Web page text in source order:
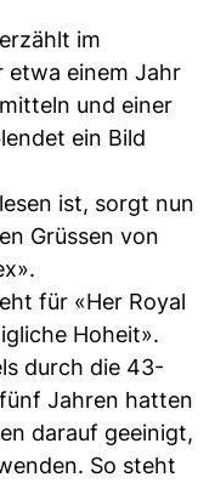
im
etwa einem Jahr
und einer
ein Bild
ist, sorgt nun
Grüssen von
für «Her Royal
Hoheit».
durch die 43-
Jahren hatten
darauf geeinigt,
So steht